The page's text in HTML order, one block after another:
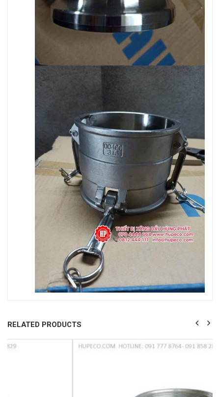
RELATED PRODUCTS